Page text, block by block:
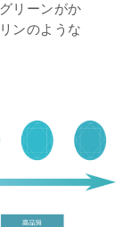
リーンがか
ンのような